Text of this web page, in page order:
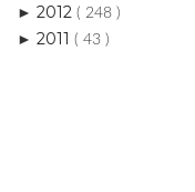
► 2012 ( 248 )
► 2011 ( 43 )